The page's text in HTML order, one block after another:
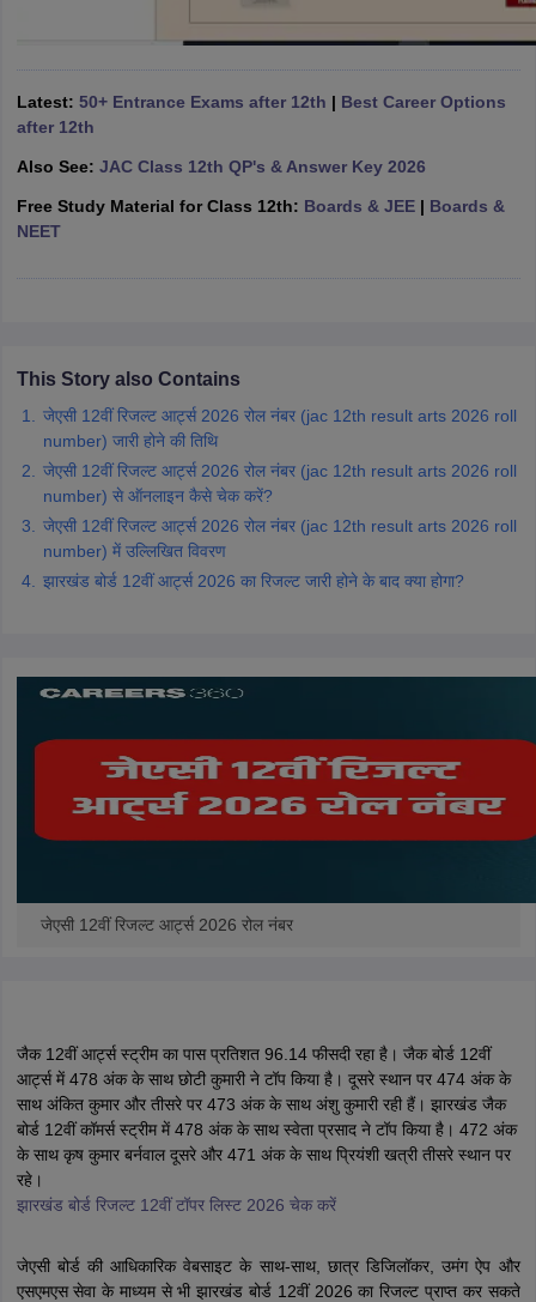
Latest: 50+ Entrance Exams after 12th | Best Career Options
after 12th
Also See: JAC Class 12th QP's & Answer Key 2026
Free Study Material for Class 12th: Boards & JEE| Boards &
NEET
This Story also Contains
जेएसी 12वीं रिजल्ट आर्ट्स 2026 रोल नंबर (jac 12th result arts 2026 roll
number) जारी होने की तिथि
जेएसी 12वीं रिजल्ट आर्ट्स 2026 रोल नंबर (jac 12th result arts 2026 roll
number) से ऑनलाइन कैसे चेक करें?
जेएसी 12वीं रिजल्ट आर्ट्स 2026 रोल नंबर (jac 12th result arts 2026 roll
number) में उल्लिखित विवरण
झारखंड बोर्ड 12वीं आर्ट्स 2026 का रिजल्ट जारी होने के बाद क्या होगा?
जेएसी 12वीं रिजल्ट आर्ट्स 2026 रोल नंबर
जैक 12वीं आर्ट्स स्ट्रीम का पास प्रतिशत 96.14 फीसदी रहा है। जैक बोर्ड 12वीं
आर्ट्स में 478 अंक के साथ छोटी कुमारी ने टॉप किया है। दूसरे स्थान पर 474 अंक के
साथ अंकित कुमार और तीसरे पर 473 अंक के साथ अंशु कुमारी रही हैं। झारखंड जैक
बोर्ड 12वीं कॉमर्स स्ट्रीम में 478 अंक के साथ स्वेता प्रसाद ने टॉप किया है। 472 अंक
के साथ कृष कुमार बर्नवाल दूसरे और 471 अंक के साथ प्रियंशी खत्री तीसरे स्थान पर
रहे।
झारखंड बोर्ड रिजल्ट 12वीं टॉपर लिस्ट 2026 चेक करें
जेएसी बोर्ड की आधिकारिक वेबसाइट के साथ-साथ, छात्र डिजिलॉकर, उमंग ऐप और
एसएमएस सेवा के माध्यम से भी झारखंड बोर्ड 12वीं 2026 का रिजल्ट प्राप्त कर सकते